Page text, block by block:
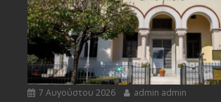
7 Αυγούστου 2026 admin admin